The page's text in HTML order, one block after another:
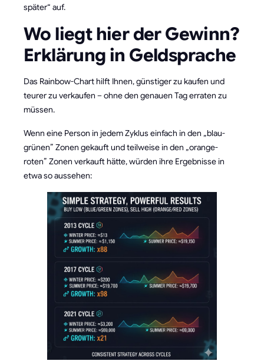
später“ auf.
Wo liegt hier der Gewinn?
Erklärung in Geldsprache
Das Rainbow-Chart hilft Ihnen, günstiger zu kaufen und
teurer zu verkaufen – ohne den genauen Tag erraten zu
müssen.
Wenn eine Person in jedem Zyklus einfach in den „blau-
grünen” Zonen gekauft und teilweise in den „orange-
roten” Zonen verkauft hätte, würden ihre Ergebnisse in
etwa so aussehen: